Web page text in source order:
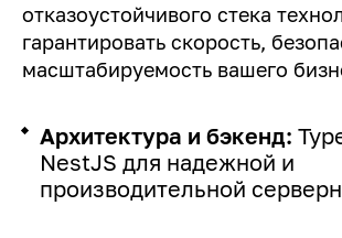
отказоустойчивого стека
гарантировать скорость,
масштабируемость вашего
Архитектура и бэкенд:
NestJS для надежной и
производительной